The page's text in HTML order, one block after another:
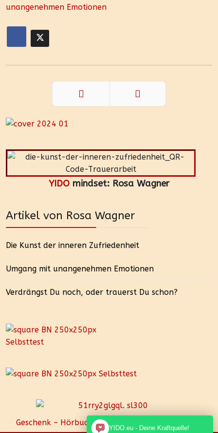
unangenehmen Emotionen
YIDO mindset: Rosa Wagner
Artikel von Rosa Wagner
Die Kunst der inneren Zufriedenheit
Umgang mit unangenehmen Emotionen
Verdrängst Du noch, oder trauerst Du schon?
Geschenk – Hörbuch mit über 4 Stunden Spielzeit
YIDO.eu - Deine Kraftquelle!